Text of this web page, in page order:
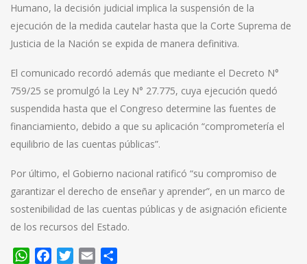
Humano, la decisión judicial implica la suspensión de la
ejecución de la medida cautelar hasta que la Corte Suprema de
Justicia de la Nación se expida de manera definitiva.
El comunicado recordó además que mediante el Decreto N°
759/25 se promulgó la Ley N° 27.775, cuya ejecución quedó
suspendida hasta que el Congreso determine las fuentes de
financiamiento, debido a que su aplicación “comprometería el
equilibrio de las cuentas públicas”.
Por último, el Gobierno nacional ratificó “su compromiso de
garantizar el derecho de enseñar y aprender”, en un marco de
sostenibilidad de las cuentas públicas y de asignación eficiente
de los recursos del Estado.
WhatsApp
FacebookTwitter
Email